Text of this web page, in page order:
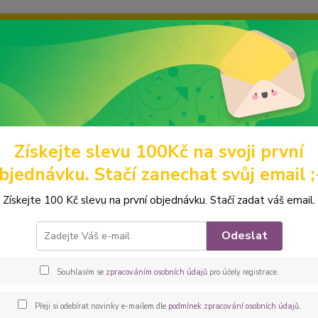
grafiku? Mám jich mnohem víc – napište mi a společně
Hledat
Kabelky a batohy Ledvinky Peštovka - ledvinka Funny *černo-
- ledvinka Funny *černo-
Získejte slevu 100Kč na svoji první
Stačí zanechat svůj email
Získejte 100 Kč slevu na první objednávku. Stačí zadat váš email.
Odeslat
Souhlasím se zpracováním osobních údajůpro účely registrace.
Přeji si odebírat novinky e-mailem dle podmínek zpracování osobních údajů.